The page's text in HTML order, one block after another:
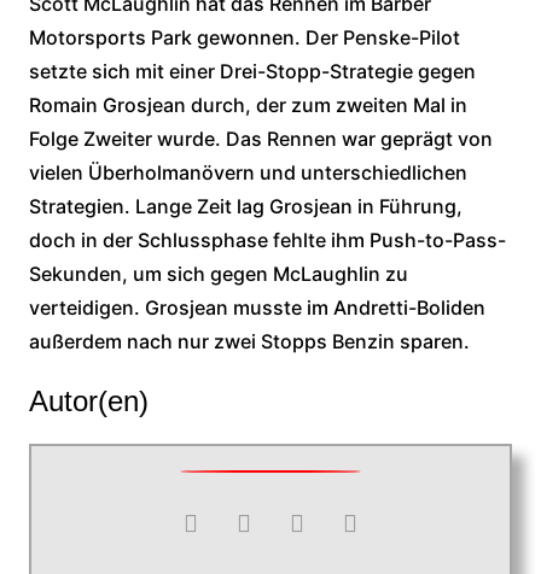
Motorsports Park gewonnen. Der Penske-Pilot
setzte sich mit einer Drei-Stopp-Strategie gegen
Romain Grosjean durch, der zum zweiten Mal in
Folge Zweiter wurde. Das Rennen war geprägt von
vielen Überholmanövern und unterschiedlichen
Strategien. Lange Zeit lag Grosjean in Führung,
doch in der Schlussphase fehlte ihm Push-to-Pass-
Sekunden, um sich gegen McLaughlin zu
verteidigen. Grosjean musste im Andretti-Boliden
außerdem nach nur zwei Stopps Benzin sparen.
Autor(en)